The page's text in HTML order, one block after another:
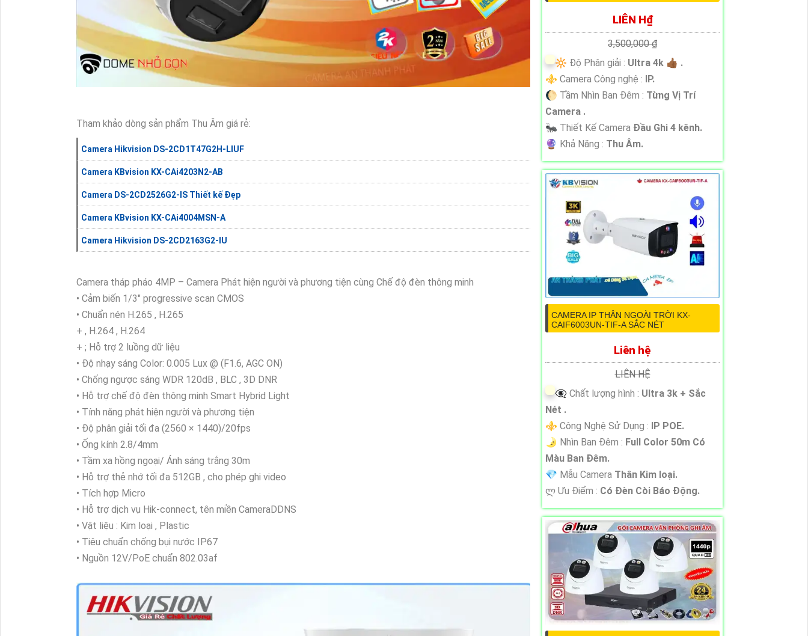
Tham khảo dòng sản phẩm Thu Âm giá rẻ:
Camera Hikvision DS-2CD1T47G2H-LIUF
Camera KBvision KX-CAi4203N2-AB
Camera DS-2CD2526G2-IS Thiết kế Đẹp
Camera KBvision KX-CAi4004MSN-A
Camera Hikvision DS-2CD2163G2-IU
Camera tháp pháo 4MP – Camera Phát hiện người và phương tiện cùng Chế độ đèn thông minh
• Cảm biến 1/3" progressive scan CMOS
• Chuẩn nén H.265 , H.265
+ , H.264 , H.264
+ ; Hỗ trợ 2 luồng dữ liệu
• Độ nhạy sáng Color: 0.005 Lux @ (F1.6, AGC ON)
• Chống ngược sáng WDR 120dB , BLC , 3D DNR
• Hỗ trợ chế độ đèn thông minh Smart Hybrid Light
• Tính năng phát hiện người và phương tiện
• Độ phân giải tối đa (2560 × 1440)/20fps
• Ống kính 2.8/4mm
• Tầm xa hồng ngoại/ Ánh sáng trắng 30m
• Hỗ trợ thẻ nhớ tối đa 512GB , cho phép ghi video
• Tích hợp Micro
• Hỗ trợ dịch vụ Hik-connect, tên miền CameraDDNS
• Vật liệu : Kim loại , Plastic
• Tiêu chuẩn chống bụi nước IP67
• Nguồn 12V/PoE chuẩn 802.03af
LIÊN H₫
3,500,000 ₫
🔆 Độ Phân giải : Ultra 4k 👍🏾 .
⚜️ Camera Công nghệ : IP.
🌔 Tầm Nhìn Ban Đêm : Từng Vị Trí
Camera .
🐜 Thiết Kế Camera Đầu Ghi 4 kênh.
️🔮 Khả Năng : Thu Âm.
CAMERA IP THÂN NGOÀI TRỜI KX-
CAIF6003UN-TIF-A SẮC NÉT
Liên hệ
LIÊN HỆ
👁️‍🗨 Chất lượng hình : Ultra 3k + Sắc
Nét .
⚜️ Công Nghệ Sử Dụng :
IP POE.
🌛 Nhìn Ban Đêm : Full Color 50m Có
Màu Ban Ðêm.
💎 Mẫu Camera Thân Kim loại.
️ლ Ưu Điểm : Có Ðèn Còi Báo Động.